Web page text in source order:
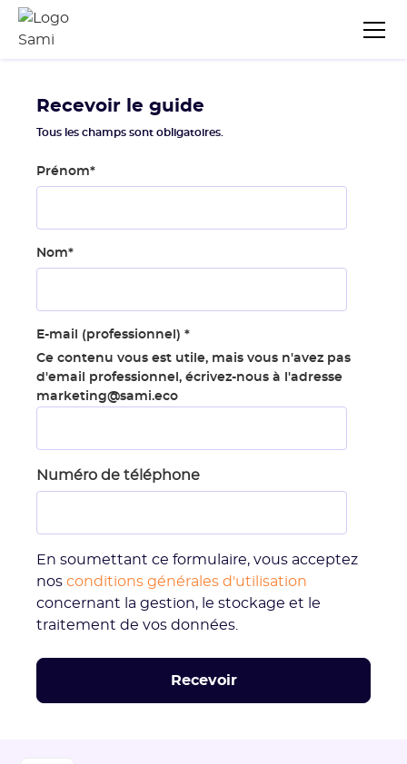
Recevoir le guide
Tous les champs sont obligatoires.
Prénom*
Nom*
E-mail (professionnel) *
Ce contenu vous est utile, mais vous n'avez pas
d'email professionnel, écrivez-nous à l'adresse
marketing@sami.eco
Numéro de téléphone
En soumettant ce formulaire, vous acceptez
nos conditions générales d'utilisation
concernant la gestion, le stockage et le
traitement de vos données.